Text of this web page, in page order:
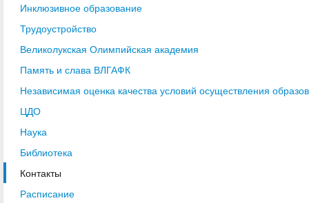
Инклюзивное образование
Трудоустройство
Великолукская Олимпийская академия
Память и слава ВЛГАФК
Независимая оценка качества условий осуществления
ЦДО
Наука
Библиотека
Контакты
Расписание